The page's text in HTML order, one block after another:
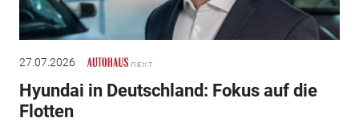
27.07.2026
Hyundai in Deutschland: Fokus auf die
Flotten